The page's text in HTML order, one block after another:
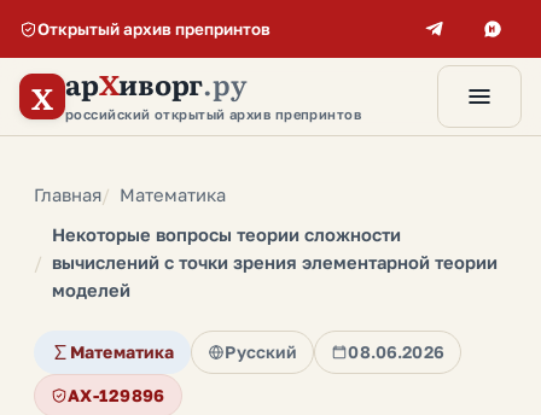
Открытый архив препринтов
X арХиворг.ру
российский открытый архив препринтов
Главная
Математика
Некоторые вопросы теории сложности
вычислений с точки зрения элементарной теории
моделей
Математика Русский 08.06.2026
AX-129896